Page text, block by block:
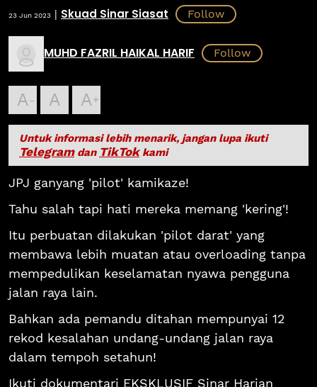
23 Jun 2023 | Skuad Sinar Siasat
MUHD FAZRIL HAIKAL HARIF
A A A
Untuk informasi lebih menarik, jangan lupa ikuti
Telegramdan TikTokkami
JPJ ganyang 'pilot' kamikaze!
Tahu salah tapi hati mereka memang 'kering'!
Itu perbuatan dilakukan 'pilot darat' yang
membawa lebih muatan atau overloading tanpa
mempedulikan keselamatan nyawa pengguna
jalan raya lain.
Bahkan ada pemandu ditahan mempunyai 12
rekod kesalahan undang-undang jalan raya
dalam tempoh setahun!
Ikuti dokumentari EKSKLUSIF Sinar Harian